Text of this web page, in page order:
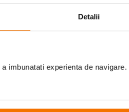
Detalii
imbunatati experienta de
comunitatii creatorilor
si oferte pregatite special